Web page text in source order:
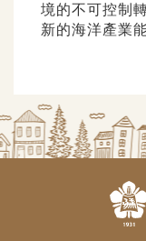
境的不可控制
新的海洋產業能